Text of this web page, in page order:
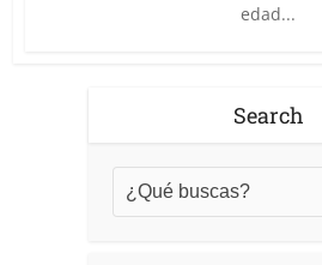
edad...
Search